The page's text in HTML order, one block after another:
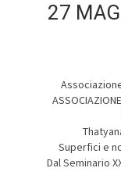
27
Superfici e
Dal Seminario